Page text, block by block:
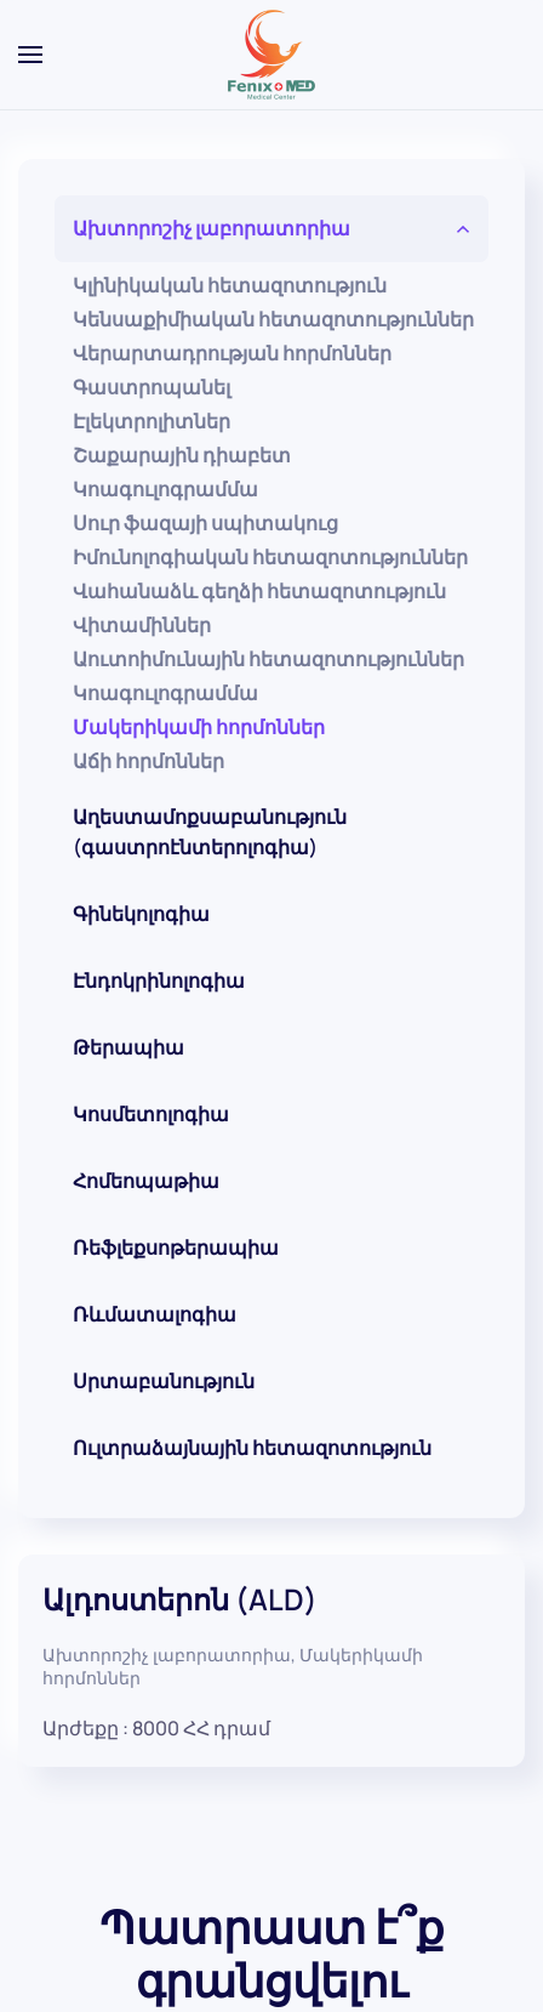
Skip to main content
Ախտորոշիչ լաբորատորիա
Կլինիկական հետազոտություն
Կենսաքիմիական հետազոտություններ
Վերարտադրության հորմոններ
Գաստրոպանել
Էլեկտրոլիտներ
Շաքարային դիաբետ
Կոագուլոգրամմա
Սուր ֆազայի սպիտակուց
Իմունոլոգիական հետազոտություններ
Վահանաձև գեղձի հետազոտություն
Վիտամիններ
Աուտոիմունային հետազոտություններ
Կոագուլոգրամմա
Մակերիկամի հորմոններ
Աճի հորմոններ
Աղեստամոքսաբանություն
(գաստրոէնտերոլոգիա)
Գինեկոլոգիա
Էնդոկրինոլոգիա
Թերապիա
Կոսմետոլոգիա
Հոմեոպաթիա
Ռեֆլեքսոթերապիա
Ռևմատալոգիա
Սրտաբանություն
Ուլտրաձայնային հետազոտություն
Ալդոստերոն (ALD)
Ախտորոշիչ լաբորատորիա, Մակերիկամի
հորմոններ
Արժեքը : 8000ՀՀ դրամ
Պատրաստ է՞ք
գրանցվելու